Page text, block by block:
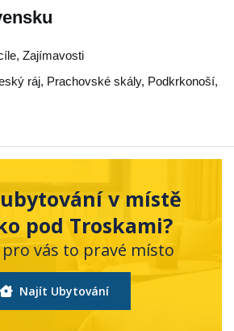
Zajímavosti
ráj, Prachovské skály, Podkrkonoší,
v místě
pod Troskami?
pro vás to pravé místo
Najít Ubytování